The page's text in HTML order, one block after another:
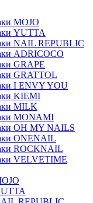
MOJO
YUTTA
NAIL REPUBLIC
ADRICOCO
GRAPE
GRATTOL
I ENVY YOU
KIEMI
MILK
MONAMI
OH MY NAILS
ONENAIL
ROCKNAIL
VELVETIME